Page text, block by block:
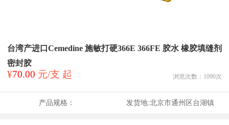
台湾产进口Cemedine 施敏打硬366E 366FE 胶水 橡胶填缝剂
密封胶
¥70.00 元/支 起 浏览次数： 1090次
产品规格： 发货地:北京市通州区台湖镇